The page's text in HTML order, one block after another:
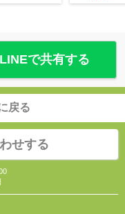
LINEで共有する
戻る
せする